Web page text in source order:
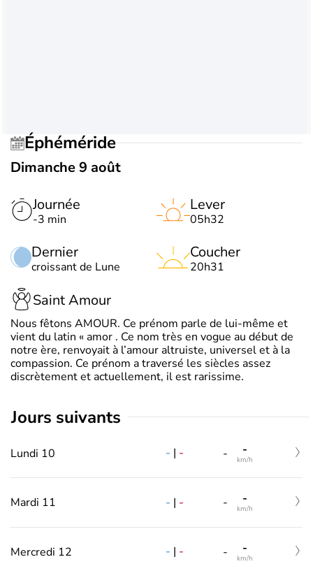
Éphéméride
Dimanche 9 août
Journée
-3 min
Dernier
croissant de Lune
Lever
05h32
Coucher
20h31
Saint Amour
Nous fêtons AMOUR. Ce prénom parle de lui-même et
vient du latin « amor . Ce nom très en vogue au début de
notre ère, renvoyait à l’amour altruiste, universel et à la
compassion. Ce prénom a traversé les siècles assez
discrètement et actuellement, il est rarissime.
jours suivants
Lundi 10 - | - - -
km/h
Mardi 11 - | - - -
km/h
Mercredi 12 - | - - -
km/h